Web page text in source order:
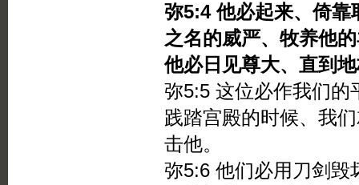
弥5:4 他必起来、倚
之名的威严、牧养他
他必日见尊大、直到
弥5:5 这位必作我们的
践踏宫殿的时候、我
击他。
弥5:6 他们必用刀剑毁